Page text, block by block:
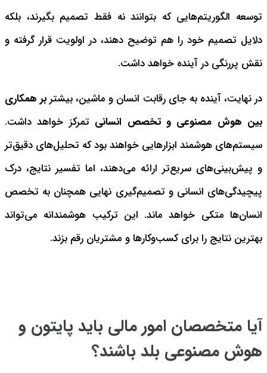
توسعه الگوریتم‌هایی که بتوانند نه فقط تصمیم بگیرند، بلکه
دلایل تصمیم خود را هم توضیح دهند، در اولویت قرار گرفته و
نقش پررنگی در آینده خواهد داشت.
در نهایت، آینده به جای رقابت انسان و ماشین، بیشتربر همکاری
بین هوش مصنوعی و تخصص انسانی تمرکز خواهد داشت.
سیستم‌های هوشمند ابزارهایی خواهند بود که تحلیل‌های دقیق‌تر
و پیش‌بینی‌های سریع‌تر ارائه می‌دهند، اما تفسیر نتایج، درک
پیچیدگی‌های انسانی و تصمیم‌گیری نهایی همچنان به تخصص
انسان‌ها متکی خواهد ماند. این ترکیب هوشمندانه می‌تواند
بهترین نتایج را برای کسب‌وکارها و مشتریان رقم بزند.
آیا متخصصان امور مالی باید پایتون و
هوش مصنوعی بلد باشند؟